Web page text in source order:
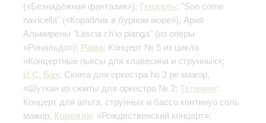
(«Безнадёжная фантазия»); Гендель: "Son come
navicella" («Кораблик в бурном море»), Ария
Альмирены "Lascia ch'io pianga" (из оперы
«Ринальдо»); Рамо: Концерт № 5 из цикла
«Концертные пьесы для клавесина и струнных»;
И.С. Бах: Сюита для оркестра № 3 ре мажор,
«Шутка» из сюиты для оркестра № 2; Телеман:
Концерт для альта, струнных и бассо континуо соль
мажор; Корелли: «Рождественский концерт»;